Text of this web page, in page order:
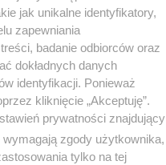
REKLAMA
jak unikalne identyfikatory,
zapewniania
badanie odbiorców oraz
dokładnych danych
identyfikacji. Ponieważ
kliknięcie „Akceptuję”.
prywatności znajdujący
zgody użytkownika,
tylko na tej